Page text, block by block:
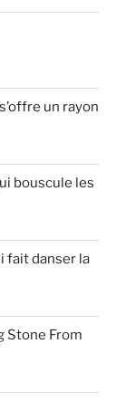
un rayon
bouscule les
fait danser la
Stone From